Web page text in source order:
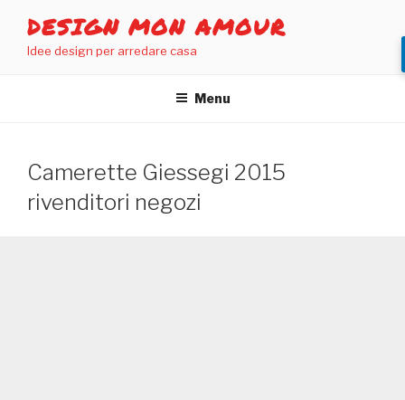
contenuto
DESIGN MON AMOUR
Idee design per arredare casa
Menu
Camerette Giessegi 2015
rivenditori negozi